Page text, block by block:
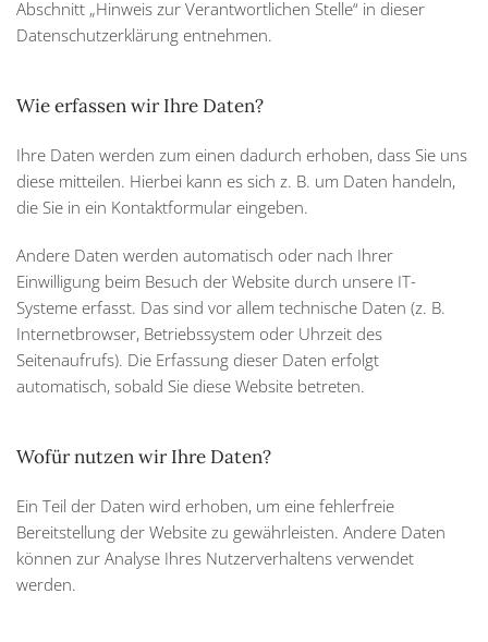
Abschnitt „Hinweis zur Verantwortlichen Stelle“ in dieser
Datenschutzerklärung entnehmen.
Wie erfassen wir Ihre Daten?
Ihre Daten werden zum einen dadurch erhoben, dass Sie uns
diese mitteilen. Hierbei kann es sich z. B. um Daten handeln,
die Sie in ein Kontaktformular eingeben.
Andere Daten werden automatisch oder nach Ihrer
Einwilligung beim Besuch der Website durch unsere IT-
Systeme erfasst. Das sind vor allem technische Daten (z. B.
Internetbrowser, Betriebssystem oder Uhrzeit des
Seitenaufrufs). Die Erfassung dieser Daten erfolgt
automatisch, sobald Sie diese Website betreten.
Wofür nutzen wir Ihre Daten?
Ein Teil der Daten wird erhoben, um eine fehlerfreie
Bereitstellung der Website zu gewährleisten. Andere Daten
können zur Analyse Ihres Nutzerverhaltens verwendet
werden.